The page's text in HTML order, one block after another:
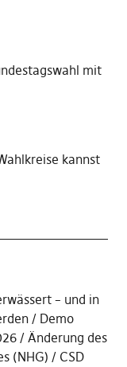
mit
kannst
– und in
Demo
Änderung des
(NHG)
CSD